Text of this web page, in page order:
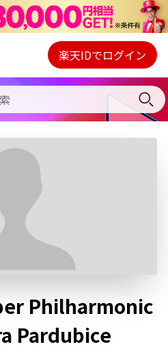
Webプレイヤー
ご契約内容の確認・変更
楽天IDでログイン
Philharmonic
Pardubice